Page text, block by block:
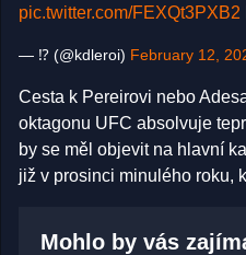
pic.twitter.com/FEXQt3PXB2
— ⁉️ (@kdleroi) February 12,
Cesta k Pereirovi nebo
oktagonu UFC absolvuje
by se měl objevit na hlavní
již v prosinci minulého roku,
Mohlo by vás